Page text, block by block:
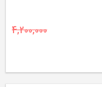
4,200,000